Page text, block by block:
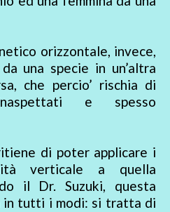
orizzontale, invece,
una specie in un’altra
che percio’ rischia di
e spesso
di poter applicare i
verticale a quella
il Dr. Suzuki, questa
in tutti i modi: si tratta di